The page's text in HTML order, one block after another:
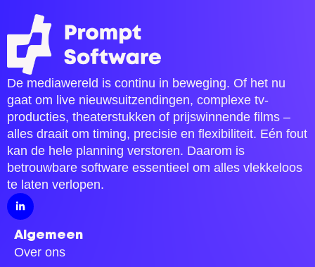
De mediawereld is continu in beweging. Of het nu
gaat om live nieuwsuitzendingen, complexe tv-
producties, theaterstukken of prijswinnende films –
alles draait om timing, precisie en flexibiliteit. Eén fout
kan de hele planning verstoren. Daarom is
betrouwbare software essentieel om alles vlekkeloos
te laten verlopen.
Algemeen
Over ons